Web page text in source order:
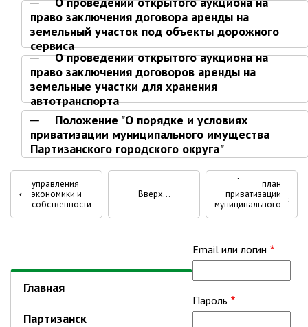
СТРУКТУРА
Глава МО г. Партизанск
Первый заместитель главы
Заместители главы администрации
Управления
Управление бухгалтерского учёта
Финансовое управление
О финансовом управлении
Управление по организационно-
контрольной работе
Управление экономики и
Об управлении экономики и
собственности
право заключения договора аренды на
земельный участок под объекты дорожного
сервиса
О проведении открытого аукциона на
право заключения договоров аренды на
земельные участки для хранения
автотранспорта
Положение "О порядке и условиях
приватизации муниципального имущества
Партизанского городского округа"
Перекрёстные
ссылки
Аукционные
торги
‹
Положение об
отделе
отношений
управления
экономики и
собственности
Вверх
Прогнозный
план
приватизации
муниципального
›
Главная
Партизанск
Email или логин
Пароль